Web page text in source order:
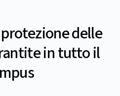
delle
in tutto il